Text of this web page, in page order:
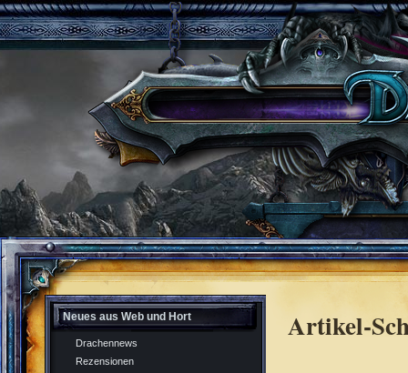
Neues aus Web und Hort
Drachennews
Rezensionen
Artikel-